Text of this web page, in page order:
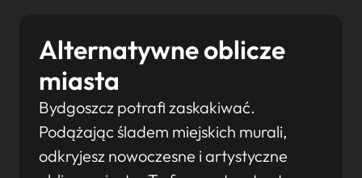
Alternatywne oblicze
miasta
Bydgoszcz potrafi zaskakiwać.
Podążając śladem miejskich murali,
odkryjesz nowoczesne i artystyczne